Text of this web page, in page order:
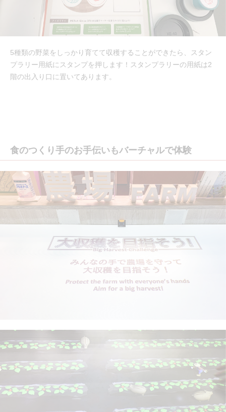
5種類の野菜をしっかり育てて収穫することができたら、スタン
プラリー用紙にスタンプを押します！スタンプラリーの用紙は2
階の出入り口に置いてあります。
食のつくり手のお手伝いもバーチャルで体験